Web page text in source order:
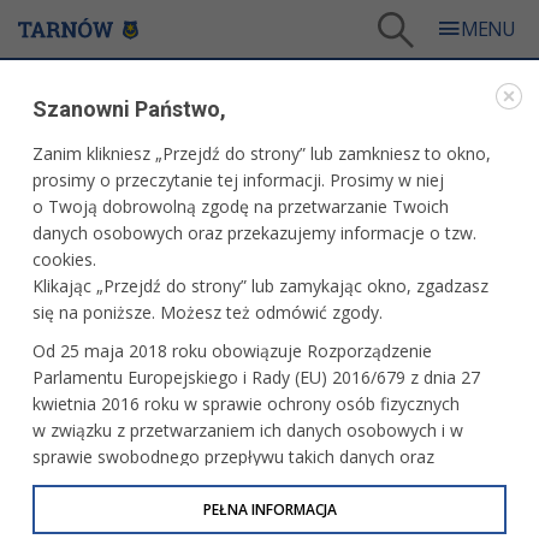
KULTURA
CSM - koncert Jeszcze Polska Muzyka
Wakacyjne kino w parku Sanguszków
XXIII Międzynarodowy Festiwal Muzyki
Odnalezionej
Szanowni Państwo,
Zanim klikniesz „Przejdź do strony” lub zamkniesz to okno,
prosimy o przeczytanie tej informacji. Prosimy w niej
o Twoją dobrowolną zgodę na przetwarzanie Twoich
danych osobowych oraz przekazujemy informacje o tzw.
cookies.
Klikając „Przejdź do strony” lub zamykając okno, zgadzasz
się na poniższe. Możesz też odmówić zgody.
Od 25 maja 2018 roku obowiązuje Rozporządzenie
Parlamentu Europejskiego i Rady (EU) 2016/679 z dnia 27
kwietnia 2016 roku w sprawie ochrony osób fizycznych
w związku z przetwarzaniem ich danych osobowych i w
sprawie swobodnego przepływu takich danych oraz
uchylenia dyrektywy 95/46/WE (określane jako RODO, GDPR
lub Ogólne Rozporządzenie o Ochronie Danych
PEŁNA INFORMACJA